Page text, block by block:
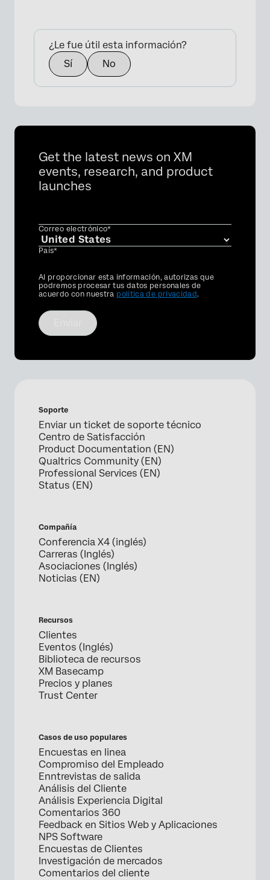
¿Le fue útil esta información?
Sí
No
Get the latest news on XM
events, research, and product
launches
Correo electrónico*
País*
Privacy
Optin
Al proporcionar esta información, autorizas que
podremos procesar tus datos personales de
acuerdo con nuestra política de privacidad.
Soporte
Enviar un ticket de soporte técnico
Centro de Satisfacción
Product Documentation (EN)
Qualtrics Community (EN)
Professional Services (EN)
Status (EN)
Compañía
Conferencia X4 (inglés)
Carreras (Inglés)
Asociaciones (Inglés)
Noticias (EN)
Recursos
Clientes
Eventos (Inglés)
Biblioteca de recursos
XM Basecamp
Precios y planes
Trust Center
Casos de uso populares
Encuestas en linea
Compromiso del Empleado
Enntrevistas de salida
Análisis del Cliente
Análisis Experiencia Digital
Comentarios 360
Feedback en Sitios Web y Aplicaciones
NPS Software
Encuestas de Clientes
Investigación de mercados
Comentarios del cliente